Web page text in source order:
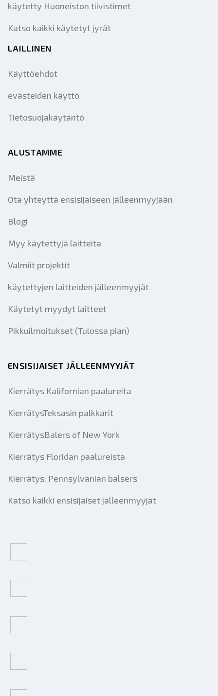
käytetty Huoneiston tiivistimet
Katso kaikki käytetyt jyrät
LAILLINEN
Käyttöehdot
evästeiden käyttö
Tietosuojakäytäntö
ALUSTAMME
Meistä
Ota yhteyttä ensisijaiseen jälleenmyyjään
Blogi
Myy käytettyjä laitteita
Valmiit projektit
käytettyjen laitteiden jälleenmyyjät
Käytetyt myydyt laitteet
Pikkuilmoitukset (Tulossa pian)
ENSISIJAISET JÄLLEENMYYJÄT
Kierrätys Kalifornian paalureita
KierrätysTeksasin palkkarit
KierrätysBalers of New York
Kierrätys Floridan paalureista
Kierrätys: Pennsylvanian balsers
Katso kaikki ensisijaiset jälleenmyyjät